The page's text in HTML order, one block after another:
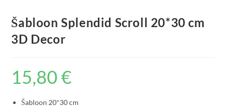
Šabloon Splendid Scroll 20*30 cm
3D Decor
15,80€
Šabloon 20*30 cm